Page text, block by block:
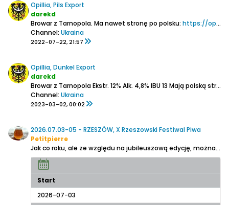
Opillia, Pils Export
darekd
Browar z Tarnopola. Ma nawet stronę po polsku: https://opillia.com/pl/history/
Channel: Ukraina
2022-07-22, 21:57
Opillia, Dunkel Export
darekd
Browar z TarnopolaEkstr. 12% Alk. 4,8% IBU 13 Mają polską stronę i na kontrze też polski (dystrybutor w Rzeszowie)
Channel: Ukraina
2023-03-02, 00:02
2026.07.03-05 - RZESZÓW, X Rzeszowski Festiwal Piwa
Petitpierre
Jak co roku, ale ze względu na jubileuszową edycję, można było mieć większe oczekiwania.
Start
2026-07-03